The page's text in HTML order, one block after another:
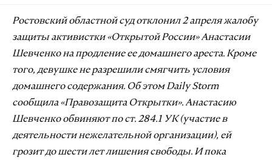
Ростовский областной суд отклонил 2 апреля жалобу
защиты активистки «Открытой России» Анастасии
Шевченко на продление ее домашнего ареста. Кроме
того, девушке не разрешили смягчить условия
домашнего содержания. Об этом Daily Storm
сообщила «Правозащита Открытки». Анастасию
Шевченко обвиняют по ст. 284.1 УК (участие в
деятельности нежелательной организации), ей
грозит до шести лет лишения свободы. И пока